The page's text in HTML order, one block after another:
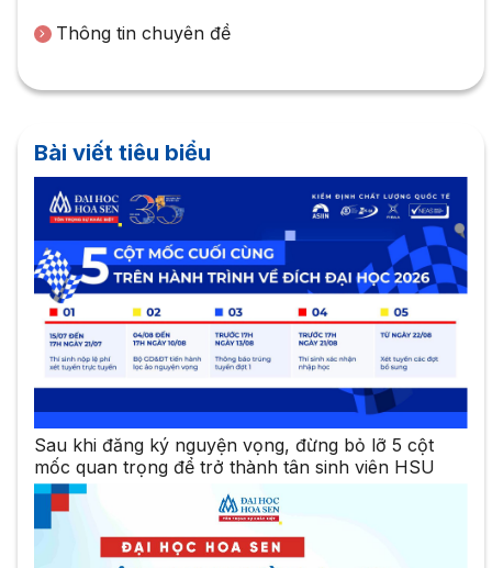
Thông tin chuyên đề
Bài viết tiêu biểu
Sau khi đăng ký nguyện vọng, đừng bỏ lỡ 5 cột
mốc quan trọng để trở thành tân sinh viên HSU